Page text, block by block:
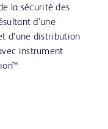
la sécurité des
d’une
d’une distribution
instrument